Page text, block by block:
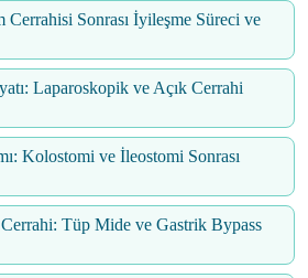
Cerrahisi Sonrası İyileşme Süreci ve
Laparoskopik ve Açık Cerrahi
Kolostomi ve İleostomi Sonrası
Tüp Mide ve Gastrik Bypass